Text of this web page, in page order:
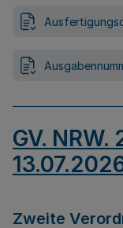
GV.
Zweite